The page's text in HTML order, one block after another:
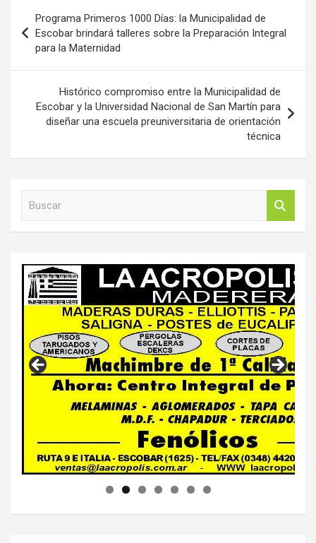
de
entradas
Programa Primeros 1000 Días: la Municipalidad de
Escobar brindará talleres sobre la Preparación Integral
para la Maternidad
Histórico compromiso entre la Municipalidad de
Escobar y la Universidad Nacional de San Martín para
diseñar una escuela preuniversitaria de orientación
técnica
r